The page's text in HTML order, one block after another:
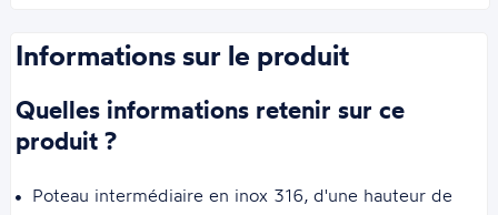
Informations sur le produit
Quelles informations retenir sur ce
produit ?
Poteau intermédiaire en inox 316, d'une hauteur de